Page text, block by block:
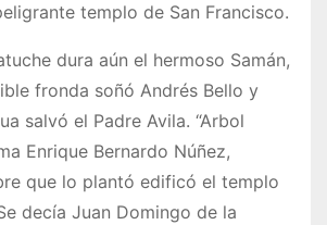
templo de San Francisco.
dura aún el hermoso Samán,
fronda soñó Andrés Bello y
salvó el Padre Avila. “Arbol
Enrique Bernardo Núñez,
que lo plantó edificó el templo
decía Juan Domingo de la